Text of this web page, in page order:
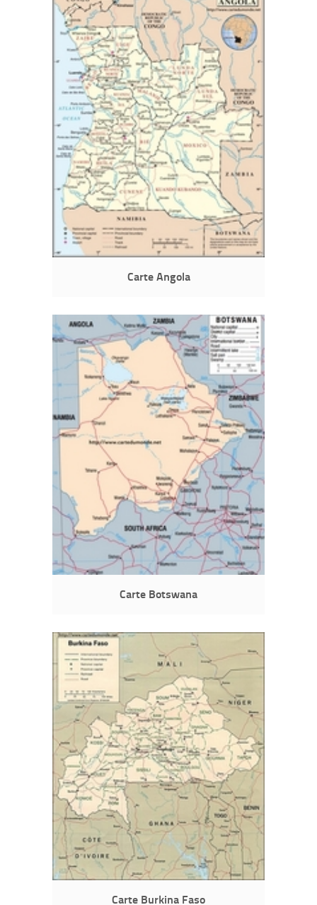
Carte Angola
Carte Botswana
Carte Burkina Faso